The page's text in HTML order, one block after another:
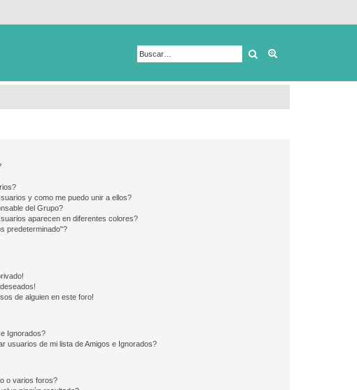
Buscar
y como me puedo unir a ellos?
del Grupo?
aparecen en diferentes colores?
predeterminado"?
de alguien en este foro!
Ignorados?
usuarios de mi lista de Amigos e Ignorados?
o varios foros?